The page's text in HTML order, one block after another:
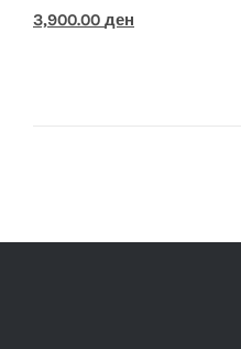
Original
3,900.00 ден